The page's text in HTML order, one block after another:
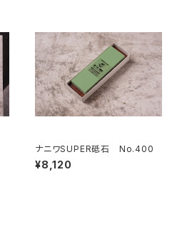
ナニワSUPER砥石 No.400
¥8,120